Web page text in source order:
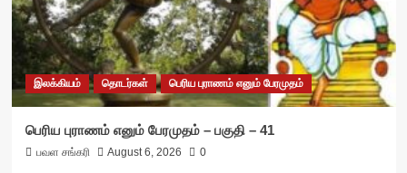
இலக்கியம் தொடர்கள் பெரிய புராணம் எனும் பேரமுதம்
பெரிய புராணம் எனும் பேரமுதம் – பகுதி – 41
பவள சங்கரி August 6, 2026 0